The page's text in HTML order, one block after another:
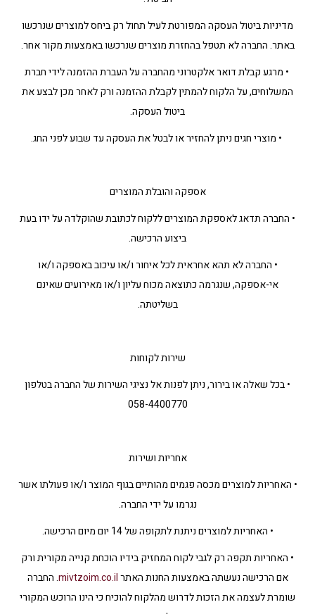
מדיניות ביטול העסקה המפורטת לעיל תחול רק ביחס למוצרים שנרכשו
באתר. החברה לא תטפל בהחזרת מוצרים שנרכשו באמצעות מקור אחר.
• מרגע קבלת דואר אלקטרוני מהחברה על העברת ההזמנה לידי חברת
המשלוחים, על הלקוח להמתין לקבלת ההזמנה ורק לאחר מכן לבצע את
ביטול העסקה.
• מוצרי חגים ניתן להחזיר או לבטל את העסקה עד שבוע לפני החג.
אספקה והובלת המוצרים
• החברה תדאג לאספקת המוצרים ללקוח לכתובת שהוקלדה על ידו בעת
ביצוע הרכישה.
• החברה לא תהא אחראית לכל איחור ו/או עיכוב באספקה ו/או
אי-אספקה, שנגרמה כתוצאה מכוח עליון ו/או מאירועים שאינם
בשליטתה.
שירות לקוחות
• בכל שאלה או בירור, ניתן לפנות אל נציגי השירות של החברה בטלפון
058-4400770
אחריות ושירות
• האחריות למוצרים מכסה פגמים מהותיים בגוף המוצר ו/או פעולתו אשר
נגרמו על ידי החברה.
• האחריות למוצרים ניתנת לתקופה של 14 יום מיום הרכישה.
• האחריות תקפה רק לגבי לקוח המחזיק בידיו הוכחת קנייה מקורית ורק
אם הרכישה נעשתה באמצעות החנות האתרmivtzoim.co.il. החברה
שומרת לעצמה את הזכות לדרוש מהלקוח להוכיח כי הינו הרוכש המקורי